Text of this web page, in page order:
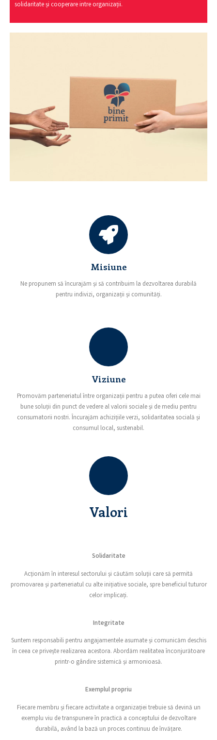
solidaritate și cooperare intre organizații.
Misiune
Ne propunem să încurajăm și să contribuim la dezvoltarea durabilă
pentru indivizi, organizații și comunități.
Viziune
Promovăm parteneriatul între organizații pentru a putea oferi cele mai
bune soluții din punct de vedere al valorii sociale și de mediu pentru
consumatorii nostri. Încurajăm achizițiile verzi, solidaritatea socială și
consumul local, sustenabil.
Valori
Solidaritate
Acționăm în interesul sectorului și căutăm soluții care să permită
promovarea și parteneriatul cu alte inițiative sociale, spre beneficiul tuturor
celor implicați.
Integritate
Suntem responsabili pentru angajamentele asumate și comunicăm deschis
în ceea ce privește realizarea acestora. Abordăm realitatea înconjurătoare
printr-o gândire sistemică și armonioasă.
Exemplul propriu
Fiecare membru și fiecare activitate a organizației trebuie să devină un
exemplu viu de transpunere în practică a conceptului de dezvoltare
durabilă, având la bază un proces continuu de învățare.